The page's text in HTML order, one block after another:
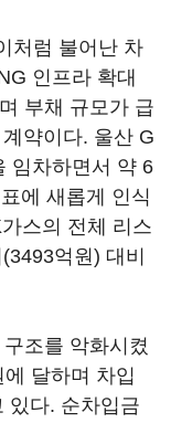
처럼 불어난 차
인프라 확대
부채 규모가 급
약이다. 울산 G
임차하면서 약 6
에 새롭게 인식
스의 전체 리스
억원) 대비
조를 악화시켰
달하며 차입
있다. 순차입금